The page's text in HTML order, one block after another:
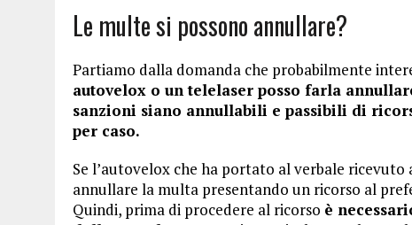
Le multe si possono annullare?
Partiamo dalla domanda che probabilmente
autovelox o un telelaser posso farla
sanzioni siano annullabili e passibili di
per caso.
Se l’autovelox che ha portato al verbale
annullare la multa presentando un ricorso al
Quindi, prima di procedere al ricorso è